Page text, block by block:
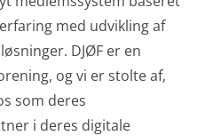
med udvikling af
DJØF er en
og vi er stolte af,
som deres
i deres digitale